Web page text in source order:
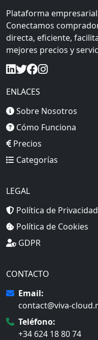
Plataforma
Conectamos
directa, eficiente,
mejores precios y
ENLACES
Sobre Nosotros
Cómo Funciona
Precios
Categorías
LEGAL
Política de Privacidad
Política de Cookies
GDPR
CONTACTO
Email:
contact@viva-
Teléfono:
+34 624 18 80 74